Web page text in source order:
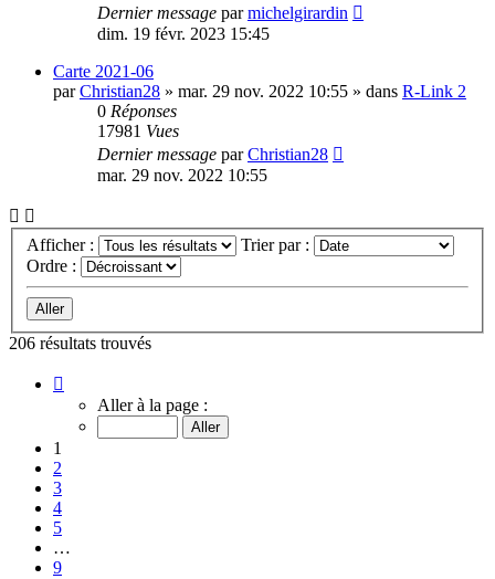
Dernier message parmichelgirardin
dim. 19 févr. 2023 15:45
Carte 2021-06
parChristian28 » mar. 29 nov. 2022 10:55 » dans R-Link 2
0 Réponses
17981 Vues
Dernier message parChristian28
mar. 29 nov. 2022 10:55
Afficher :
Trier par :
Ordre :
206 résultats trouvés
sur
Aller à la page :
1
2
3
4
5
…
9